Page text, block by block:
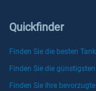
Quickfinder
Finden Sie die besten
Finden Sie die
Finden Sie Ihre